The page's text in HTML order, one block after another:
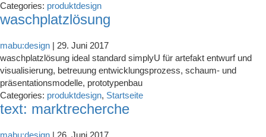
Categories: produktdesign
waschplatzlösung
mabu:design | 29. Juni 2017
waschplatzlösung ideal standard simplyU für artefakt entwurf und
visualisierung, betreuung entwicklungsprozess, schaum- und
präsentationsmodelle, prototypenbau
Categories: produktdesign, Startseite
text: marktrecherche
mabu:design | 26. Juni 2017